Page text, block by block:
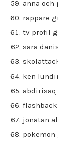
anna
rappare
tv profil
sara
ken
abdirisaq
jonatan